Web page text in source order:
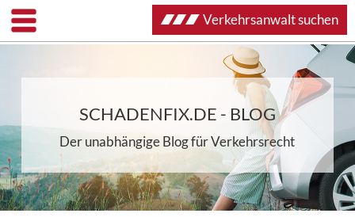
SCHADENFIX.DE - BLOG
Der unabhängige Blog für Verkehrsrecht
Verkehrsanwalt suchen